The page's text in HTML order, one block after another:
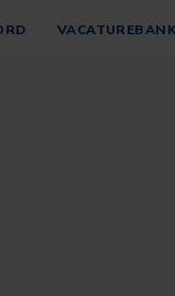
VACATUREBANK